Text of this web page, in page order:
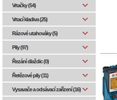
Vrtačky (54)
Vrtací kladiva (25)
Rázové utahováky (5)
Pily (97)
Řezání dlaždic (0)
Řetězové pily (11)
Vysavače a odsávací zařízení (16)